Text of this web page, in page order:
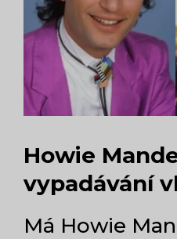
Howie
vypadávání
Má Howie